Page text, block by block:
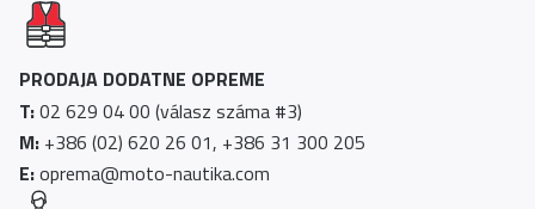
PRODAJA DODATNE OPREME
T:02 629 04 00 (válasz száma #3)
M: +386 (02) 620 26 01, +386 31 300 205
E:oprema@moto-nautika.com